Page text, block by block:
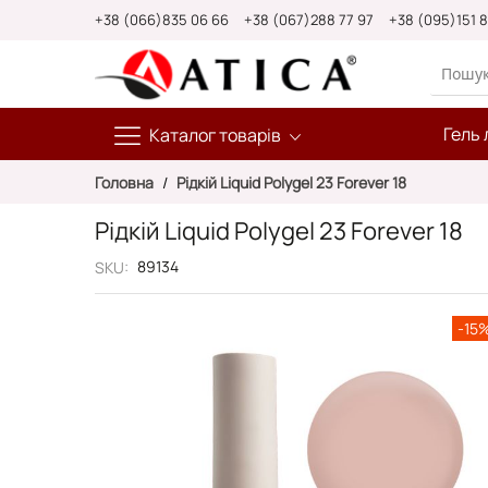
+38 (066)835 06 66 +38 (067)288 77 97 +38 (095)151
Каталог товарів Гель
Головна Рідкій Liquid Polygel 23 Forever 18
Рідкій Liquid Polygel 23 Forever 18
SKU 89134
-